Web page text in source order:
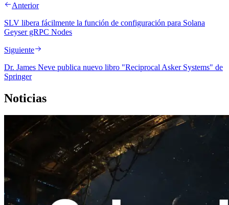
Anterior
SLV libera fácilmente la función de configuración para Solana
Geyser gRPC Nodes
Siguiente
Dr. James Neve publica nuevo libro "Reciprocal Asker Systems" de
Springer
Noticias